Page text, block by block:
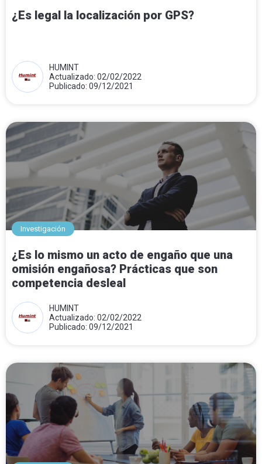
¿Es legal la localización por GPS?
HUMINT
Actualizado: 02/02/2022
Publicado: 09/12/2021
Investigación
¿Es lo mismo un acto de engaño que una
omisión engañosa? Prácticas que son
competencia desleal
HUMINT
Actualizado: 02/02/2022
Publicado: 09/12/2021